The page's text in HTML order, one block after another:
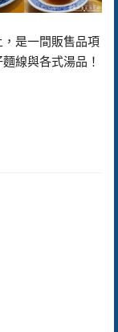
是一間販售品項
線與各式湯品！